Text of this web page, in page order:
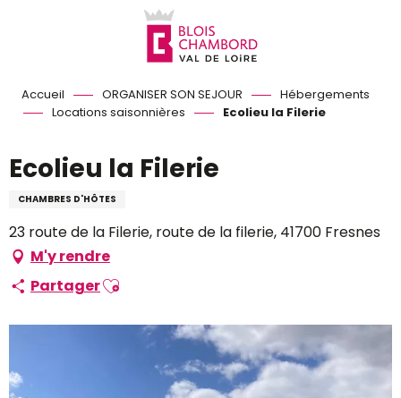
Accueil ORGANISER SON SEJOUR
Hébergements
Locations saisonnières
Ecolieu la Filerie
Ecolieu la Filerie
CHAMBRES D'HÔTES
23 route de la Filerie, route de la filerie, 41700 Fresnes
M'y rendre
PartagerAjouter aux favoris